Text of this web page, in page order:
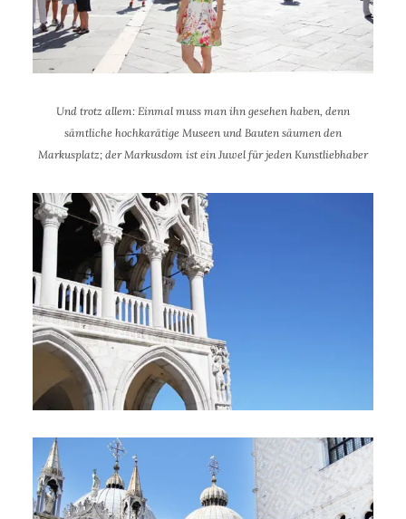
Und trotz allem: Einmal muss man ihn gesehen haben, denn
sämtliche hochkarätige Museen und Bauten säumen den
Markusplatz; der Markusdom ist ein Juwel für jeden Kunstliebhaber